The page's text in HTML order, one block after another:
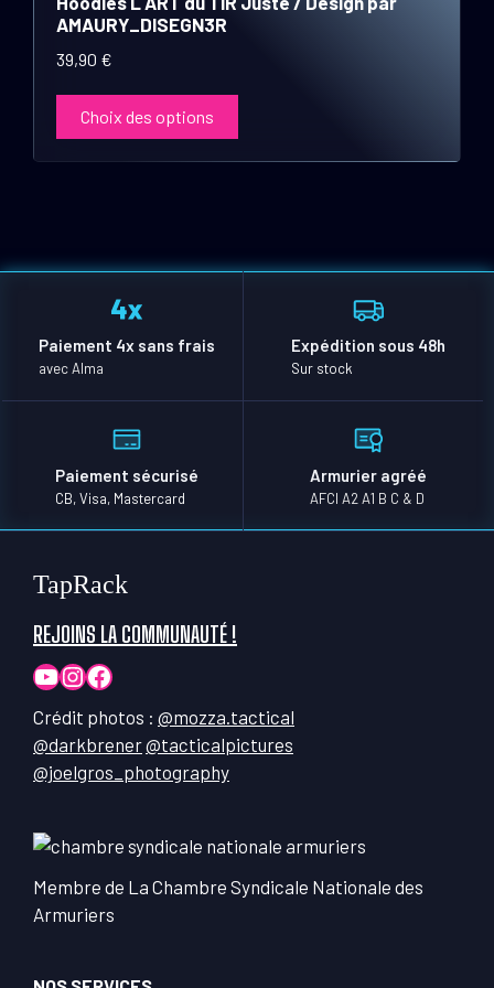
AMAURY_DISEGN3R
39,90 €
Choix des options
plusieurs
variations.
Les
options
peuvent
être
Paiement 4x sans frais
avec Alma
Expédition sous 48h
Sur stock
Paiement sécurisé
CB, Visa, Mastercard
Armurier agréé
AFCI A2 A1 B C & D
TapRack
REJOINS LA COMMUNAUTÉ !
YouTube
Instagram
Facebook
Crédit photos : @mozza.tactical
@darkbrener@tacticalpictures
@joelgros_photography
Membre de La Chambre Syndicale Nationale des
Armuriers